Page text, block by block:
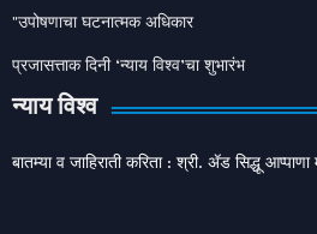
"उपोषणाचा घटनात्मक अधिकार
प्रजासत्ताक दिनी ‘न्याय विश्व’चा शुभारंभ
न्याय विश्व
बातम्या व जाहिराती करिता : श्री. ॲड सिद्धू